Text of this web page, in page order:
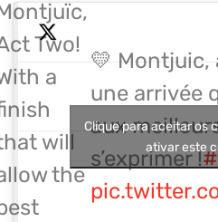
Two!
a
will
the
💛 Montjuic,
une arrivée
aux
s’exprimer !
Clique para aceitar os
ativar este